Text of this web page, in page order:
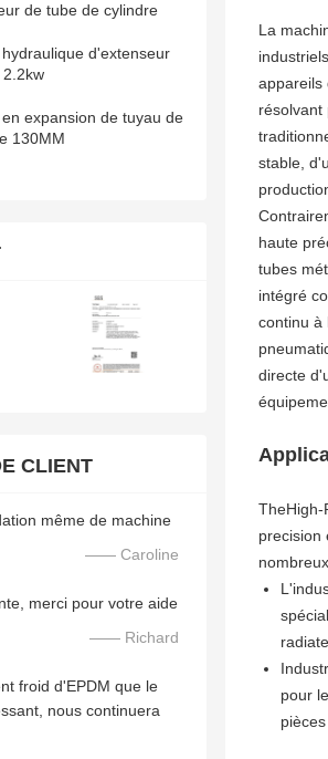
de tube de cylindre
d'extenseur
expansion de tuyau de
130MM
CLIENT
même de machine
—— Caroline
merci pour votre aide
—— Richard
froid d'EPDM que le
nous continuera
La
appareils
résolvant
stable,
haute
tubes
intégré
continu à
directe
TheHigh-
precision
pour